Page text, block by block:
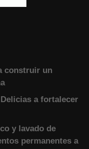
construir un
a fortalecer
y lavado de
permanentes a